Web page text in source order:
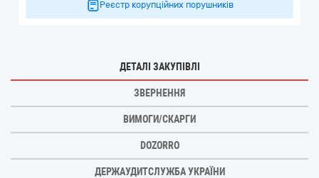
Реєстр корупційних порушників
ДЕТАЛІ ЗАКУПІВЛІ
ЗВЕРНЕННЯ
ВИМОГИ/СКАРГИ
DOZORRO
ДЕРЖАУДИТСЛУЖБА УКРАЇНИ